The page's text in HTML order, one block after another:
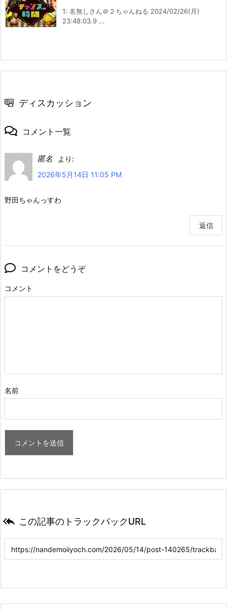
1: 名無しさん＠２ちゃんねる 2024/02/26(月)
23:48:03.9 ...
ディスカッション
コメント一覧
匿名
より:
2026年5月14日 11:05 PM
野田ちゃんっすわ
返信
コメントをどうぞ
コメント
名前
 この記事のトラックバックURL